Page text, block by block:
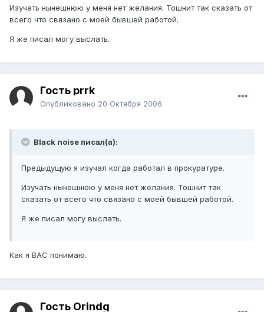
Изучать нынешнюю у меня нет желания. Тошнит так сказать от
всего что связано с моей бывшей работой.
Я же писал могу выслать.
Гость prrk
Опубликовано 20 Октября 2006
Black noise писал(а):
Предыдущую я изучал когда работал в прокуратуре.
Изучать нынешнюю у меня нет желания. Тошнит так
сказать от всего что связано с моей бывшей работой.
Я же писал могу выслать.
Как я ВАС понимаю.
Гость Orindg